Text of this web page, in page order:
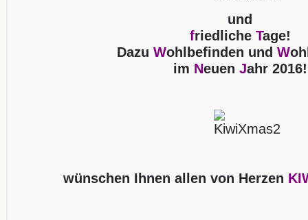
und
friedliche Tage!
Dazu Wohlbefinden und W
im Neuen Jahr 2016!
wünschen Ihnen allen von Herzen